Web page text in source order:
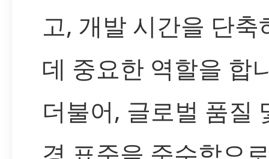
고, 개발 시간을 단축
데 중요한 역할을 합
더불어, 글로벌 품질